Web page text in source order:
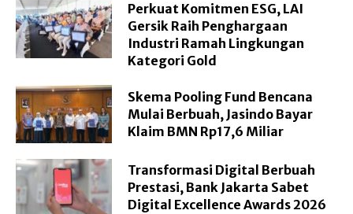
Perkuat Komitmen ESG, LAI
Gersik Raih Penghargaan
Industri Ramah Lingkungan
Kategori Gold
Skema Pooling Fund Bencana
Mulai Berbuah, Jasindo Bayar
Klaim BMN Rp17,6 Miliar
Transformasi Digital Berbuah
Prestasi, Bank Jakarta Sabet
Digital Excellence Awards 2026